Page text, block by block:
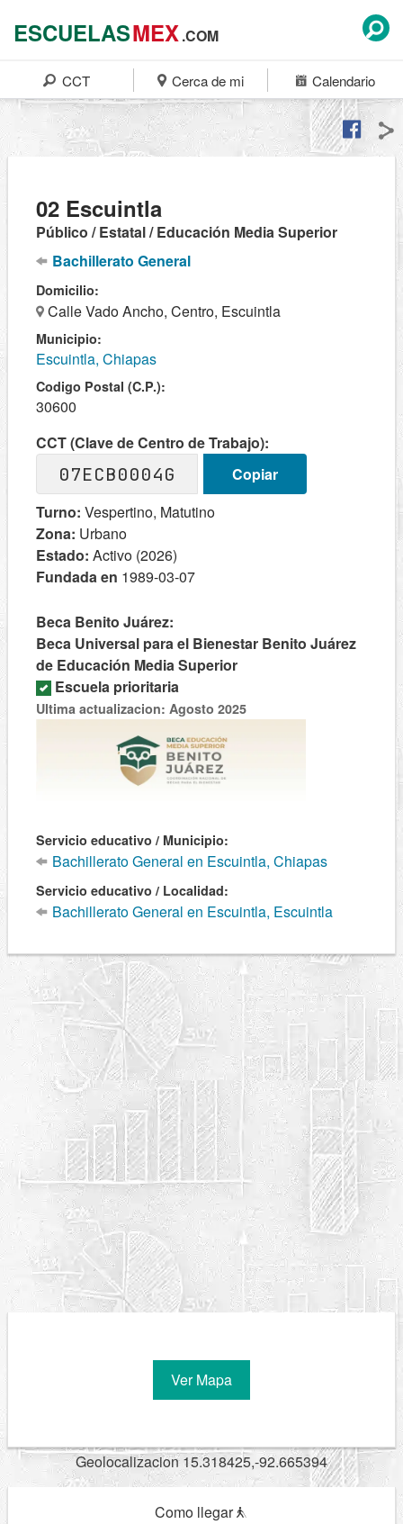
ESCUELASMEX.COM
CCT Cerca de mi Calendario
02 Escuintla
Público / Estatal / Educación Media Superior
Bachillerato General
Domicilio:
Calle Vado Ancho, Centro, Escuintla
Municipio:
Escuintla, Chiapas
Codigo Postal (C.P.):
30600
CCT (Clave de Centro de Trabajo):
07ECB0004G
Copiar
Turno: Vespertino, Matutino
Zona: Urbano
Estado: Activo (2026)
Fundada en 1989-03-07
Beca Benito Juárez:
Beca Universal para el Bienestar Benito Juárez
de Educación Media Superior
Escuela prioritaria
Ultima actualizacion: Agosto 2025
Servicio educativo / Municipio:
Bachillerato General en Escuintla, Chiapas
Servicio educativo / Localidad:
Bachillerato General en Escuintla, Escuintla
Ver Mapa
Geolocalizacion 15.318425,-92.665394
Como llegar